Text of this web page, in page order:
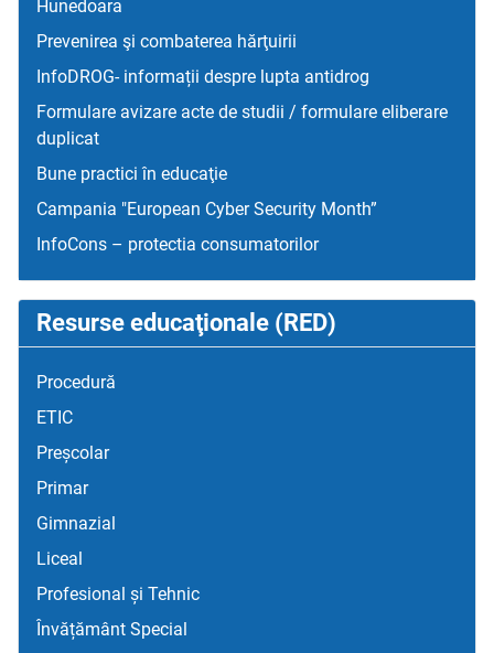
Hunedoara
Prevenirea şi combaterea hărţuirii
InfoDROG- informații despre lupta antidrog
Formulare avizare acte de studii / formulare eliberare
duplicat
Bune practici în educaţie
Campania "European Cyber Security Month”
InfoCons – protectia consumatorilor
Resurse educaţionale (RED)
Procedură
ETIC
Preșcolar
Primar
Gimnazial
Liceal
Profesional și Tehnic
Învățământ Special